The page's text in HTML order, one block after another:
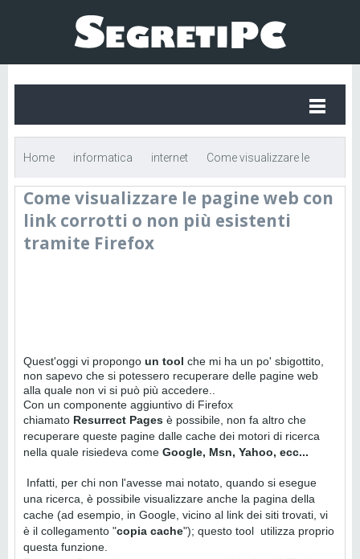
Home informatica internet Come visualizzare le
pagine web con link corrotti o non più esistenti tramite Firefox
Come visualizzare le pagine web con
link corrotti o non più esistenti
tramite Firefox
Quest'oggi vi propongo un tool che mi ha un po' sbigottito,
non sapevo che si potessero recuperare delle pagine web
alla quale non vi si può più accedere..
Con un componente aggiuntivo di Firefox
chiamato Resurrect Pages è possibile, non fa altro che
recuperare queste pagine dalle cache dei motori di ricerca
nella quale risiedeva come Google, Msn, Yahoo, ecc...
Infatti, per chi non l'avesse mai notato, quando si esegue
una ricerca, è possibile visualizzare anche la pagina della
cache (ad esempio, in Google, vicino al link dei siti trovati, vi
è il collegamento "copia cache"); questo tool utilizza proprio
questa funzione.